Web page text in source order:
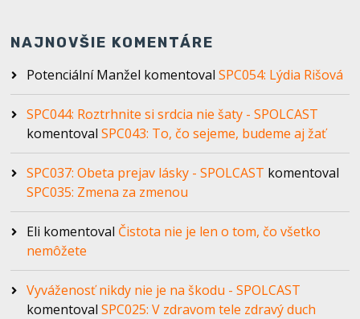
NAJNOVŠIE KOMENTÁRE
Potenciální Manžel komentovalSPC054: Lýdia Rišová
SPC044: Roztrhnite si srdcia nie šaty - SPOLCAST
komentovalSPC043: To, čo sejeme, budeme aj žať
SPC037: Obeta prejav lásky - SPOLCAST komentoval
SPC035: Zmena za zmenou
Eli komentoval Čistota nie je len o tom, čo všetko
nemôžete
Vyváženosť nikdy nie je na škodu - SPOLCAST
komentovalSPC025: V zdravom tele zdravý duch